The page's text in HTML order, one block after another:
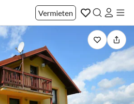
Vermieten